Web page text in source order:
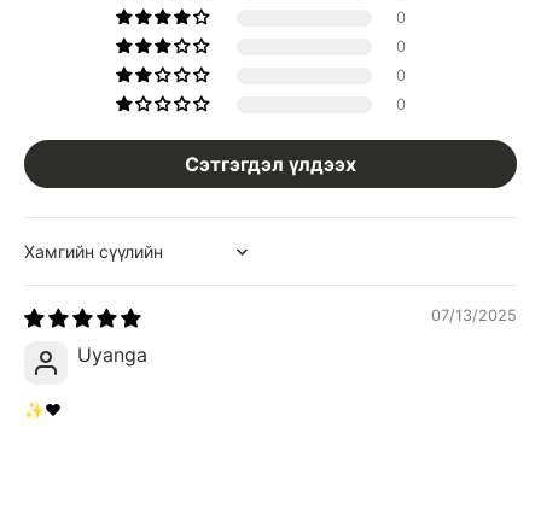
0
0
0
0
Сэтгэгдэл үлдээх
Sort by
07/13/2025
Uyanga
✨♥️